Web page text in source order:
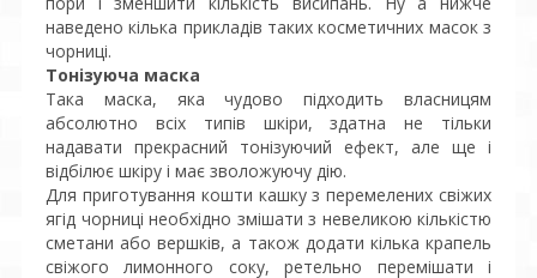
наведено кілька прикладів таких косметичних масок з
чорниці.
Тонізуюча маска
Така маска, яка чудово підходить власницям
абсолютно всіх типів шкіри, здатна не тільки
надавати прекрасний тонізуючий ефект, але ще і
відбілює шкіру і має зволожуючу дію.
Для приготування кошти кашку з перемелених свіжих
ягід чорниці необхідно змішати з невеликою кількістю
сметани або вершків, а також додати кілька крапель
свіжого лимонного соку, ретельно перемішати і